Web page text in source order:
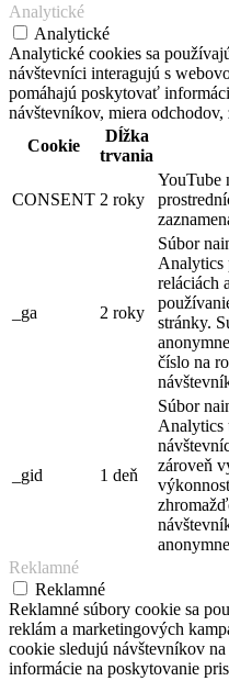
Analytické
Analytické
Analytické cookies sa
návštevníci interagujú s
pomáhajú poskytovať
návštevníkov, miera
Cookie
Dĺžka
trvania
CONSENT 2 roky
YouTube
_ga 2 roky
Súbor
Analytics
reláciách
stránky.
číslo na
_gid 1 deň
Súbor
Analytics
zároveň
Reklamné
Reklamné
Reklamné súbory cookie sa
reklám a marketingových
cookie sledujú návštevníkov
informácie na poskytovanie